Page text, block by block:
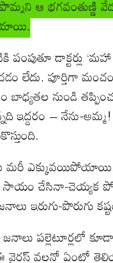
ఆ
డాక్టర్లు
లేదు. పూర్తిగా
నుండి
ఉన్నది ఇద్దరం –
ఎక్కువయిపోయాయి.
సాయం చేసినా-చెయ్యక
ఇరుగు-
జనాలు పల్లెటూర్లలో
వల్లనో ఏంటో